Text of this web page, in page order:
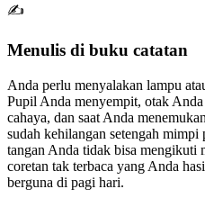
✍
Menulis di buku catatan
Anda perlu menyalakan lampu
Pupil Anda menyempit, otak
cahaya, dan saat Anda
sudah kehilangan setengah
tangan Anda tidak bisa mengikuti
coretan tak terbaca yang Anda
berguna di pagi hari.